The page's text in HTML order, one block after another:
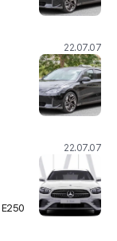
22.07.07
22.07.07